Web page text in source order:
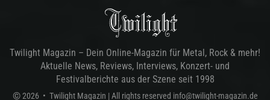
Twilight Magazin – Dein Online-Magazin für Metal, Rock & mehr!
Aktuelle News, Reviews, Interviews, Konzert- und
Festivalberichte aus der Szene seit 1998
© 2026 • Twilight Magazin | All rights reserved info@twilight-magazin.de